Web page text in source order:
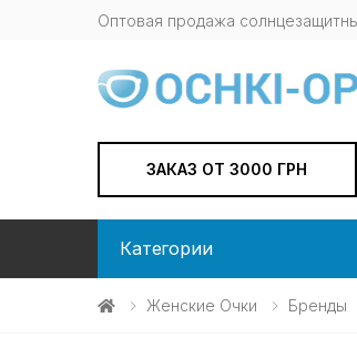
Оптовая продажа
ЗАКАЗ ОТ 3000 ГРН
Категории
Женские Очки Бренды